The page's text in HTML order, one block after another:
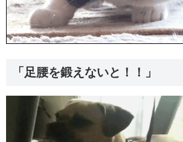
「足腰を鍛えないと！！」